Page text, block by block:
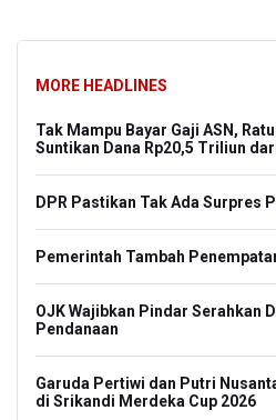
MORE HEADLINES
Tak Mampu Bayar Gaji ASN,
Suntikan Dana Rp20,5 Triliun
DPR Pastikan Tak Ada Surpres
Pemerintah Tambah
OJK Wajibkan Pindar Serahkan
Pendanaan
Garuda Pertiwi dan Putri
di Srikandi Merdeka Cup 2026